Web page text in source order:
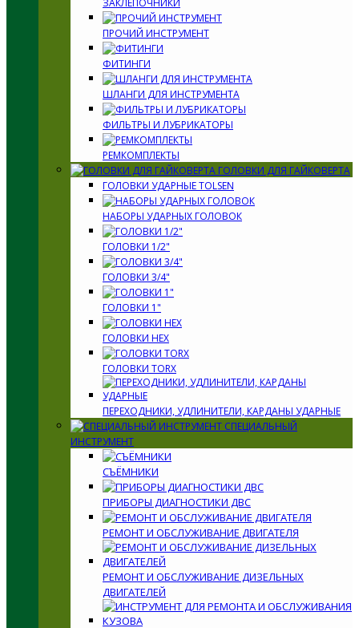
ЗАКЛЁПОЧНИКИ
ПРОЧИЙ ИНСТРУМЕНТ
ФИТИНГИ
ШЛАНГИ ДЛЯ ИНСТРУМЕНТА
ФИЛЬТРЫ И ЛУБРИКАТОРЫ
РЕМКОМПЛЕКТЫ
ГОЛОВКИ ДЛЯ ГАЙКОВЕРТА
ГОЛОВКИ УДАРНЫЕ TOLSEN
НАБОРЫ УДАРНЫХ ГОЛОВОК
ГОЛОВКИ 1/2"
ГОЛОВКИ 3/4"
ГОЛОВКИ 1"
ГОЛОВКИ HEX
ГОЛОВКИ TORX
ПЕРЕХОДНИКИ, УДЛИНИТЕЛИ, КАРДАНЫ УДАРНЫЕ
СПЕЦИАЛЬНЫЙ
ИНСТРУМЕНТ
СЪЁМНИКИ
ПРИБОРЫ ДИАГНОСТИКИ ДВС
РЕМОНТ И ОБСЛУЖИВАНИЕ ДВИГАТЕЛЯ
РЕМОНТ И ОБСЛУЖИВАНИЕ ДИЗЕЛЬНЫХ
ДВИГАТЕЛЕЙ